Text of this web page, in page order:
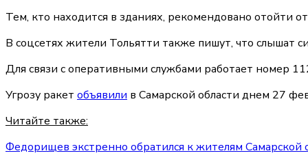
Тем, кто находится в зданиях, рекомендовано отойти
В соцсетях жители Тольятти также пишут, что слышат
Для связи с оперативными службами работает номер
Угрозу ракет объявили в Самарской области днем 27
Читайте также:
Федорищев экстренно обратился к жителям Самарской